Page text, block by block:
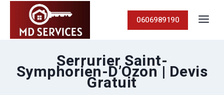
0606989190
Serrurier Saint-
Symphorien-D’Ozon | Devis
Gratuit